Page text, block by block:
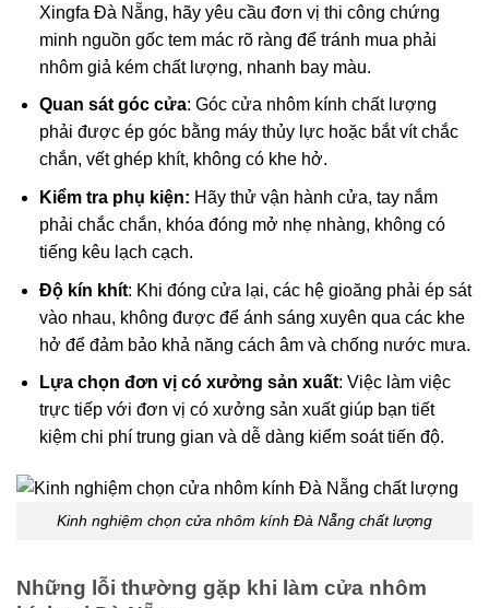
Xingfa Đà Nẵng, hãy yêu cầu đơn vị thi công chứng
minh nguồn gốc tem mác rõ ràng để tránh mua phải
nhôm giả kém chất lượng, nhanh bay màu.
Quan sát góc cửa: Góc cửa nhôm kính chất lượng
phải được ép góc bằng máy thủy lực hoặc bắt vít chắc
chắn, vết ghép khít, không có khe hở.
Kiểm tra phụ kiện: Hãy thử vận hành cửa, tay nắm
phải chắc chắn, khóa đóng mở nhẹ nhàng, không có
tiếng kêu lạch cạch.
Độ kín khít: Khi đóng cửa lại, các hệ gioăng phải ép sát
vào nhau, không được để ánh sáng xuyên qua các khe
hở để đảm bảo khả năng cách âm và chống nước mưa.
Lựa chọn đơn vị có xưởng sản xuất: Việc làm việc
trực tiếp với đơn vị có xưởng sản xuất giúp bạn tiết
kiệm chi phí trung gian và dễ dàng kiểm soát tiến độ.
Kinh nghiệm chọn cửa nhôm kính Đà Nẵng chất lượng
Những lỗi thường gặp khi làm cửa nhôm